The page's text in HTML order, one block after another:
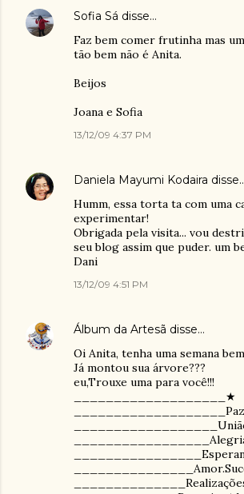
Sofia Sá disse…
Faz bem comer frutinha mas
tão bem não é Anita.
Beijos
Joana e Sofia
13/12/09 4:37 PM
Daniela Mayumi Kodaira
Humm, essa torta ta com uma
experimentar!
Obrigada pela visita... vou
seu blog assim que puder. um
Dani
13/12/09 4:51 PM
Álbum da Artesã disse…
Oi Anita, tenha uma semana
Já montou sua árvore???
eu,Trouxe uma para você!!!
___________________★
___________________Paz